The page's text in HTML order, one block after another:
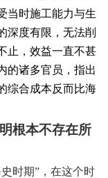
当时施工能力与生
深度有限，无法削
止，效益一直不甚
的诸多官员，指出
综合成本反而比海
根本不存在所
时期”，在这个时